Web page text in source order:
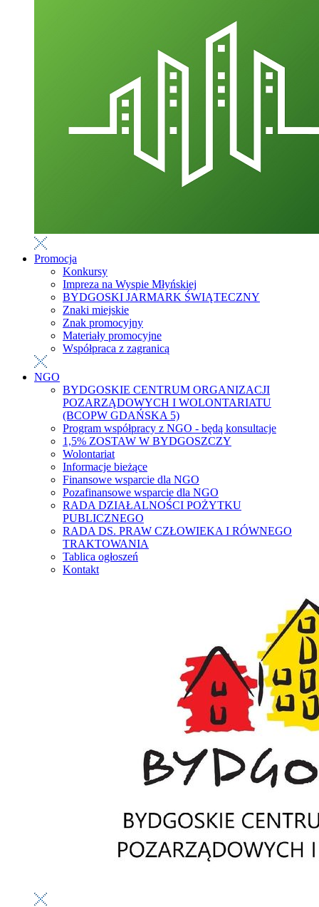
Promocja
Konkursy
Impreza na Wyspie Młyńskiej
BYDGOSKI JARMARK ŚWIĄTECZNY
Znaki miejskie
Znak promocyjny
Materiały promocyjne
Współpraca z zagranicą
NGO
BYDGOSKIE CENTRUM ORGANIZACJI
POZARZĄDOWYCH I WOLONTARIATU
(BCOPW GDAŃSKA 5)
Program współpracy z NGO - będą konsultacje
1,5% ZOSTAW W BYDGOSZCZY
Wolontariat
Informacje bieżące
Finansowe wsparcie dla NGO
Pozafinansowe wsparcie dla NGO
RADA DZIAŁALNOŚCI POŻYTKU
PUBLICZNEGO
RADA DS. PRAW CZŁOWIEKA I RÓWNEGO
TRAKTOWANIA
Tablica ogłoszeń
Kontakt